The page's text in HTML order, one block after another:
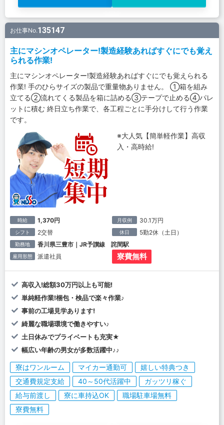
お仕事No.135147
主にマシンオペレーター!製造経験あればすぐにでも覚え
られる作業!
主にマシンオペレーター!製造経験あればすぐにでも覚えられる
作業! 手のひらサイズの製品で重量物ありません。 ①箱を組み
立てる②流れてくる製品を箱に詰める③テープで止める④パレ
ットに積む 終日立ち作業で、各工程ごとに手分けして行う作業
です。
※大人気【簡単軽作業】高収
入・高時給!
時給 1,370円 月収例 30.1万円
シフト 2交替 休日 5勤2休（土日）
勤務地 香川県三豊市｜JR予讃線 詫間駅
雇用形態 派遣社員 寮費無料
高収入!総額30万円以上も可能!
単純軽作業!梱包・検品で楽々作業♪
事前の工場見学あります!
綺麗な職場環境で働きやすい♪
土日休みでプライベートも充実★
幅広い年齢の男女が多数活躍中♪♪
寮はワンルーム マイカー通勤可
嬉しい特典つき
交通費規定支給
40～50代活躍中
ガッツリ稼ぐ
給与前渡し
寮に車持込OK
職場駐車場無料
寮費無料